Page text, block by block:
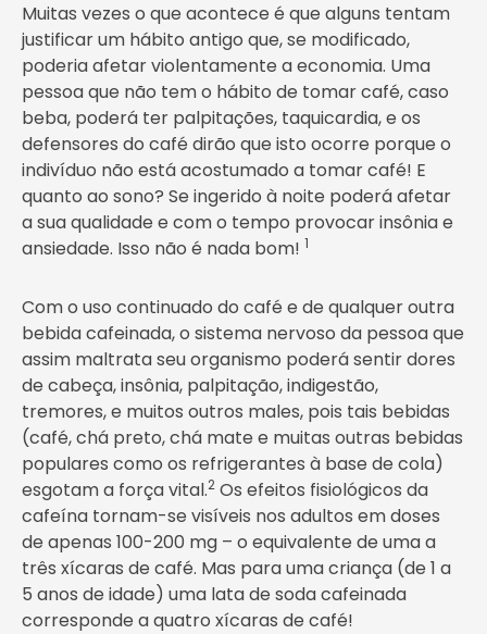
Muitas vezes o que acontece é que alguns tentam
justificar um hábito antigo que, se modificado,
poderia afetar violentamente a economia. Uma
pessoa que não tem o hábito de tomar café, caso
beba, poderá ter palpitações, taquicardia, e os
defensores do café dirão que isto ocorre porque o
indivíduo não está acostumado a tomar café! E
quanto ao sono? Se ingerido à noite poderá afetar
a sua qualidade e com o tempo provocar insônia e
ansiedade. Isso não é nada bom! 1
Com o uso continuado do café e de qualquer outra
bebida cafeinada, o sistema nervoso da pessoa que
assim maltrata seu organismo poderá sentir dores
de cabeça, insônia, palpitação, indigestão,
tremores, e muitos outros males, pois tais bebidas
(café, chá preto, chá mate e muitas outras bebidas
populares como os refrigerantes à base de cola)
esgotam a força vital.2 Os efeitos fisiológicos da
cafeína tornam-se visíveis nos adultos em doses
de apenas 100-200 mg – o equivalente de uma a
três xícaras de café. Mas para uma criança (de 1 a
5 anos de idade) uma lata de soda cafeinada
corresponde a quatro xícaras de café!